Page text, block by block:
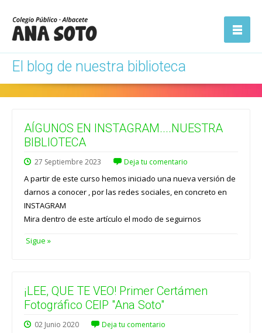
navegación
El blog de nuestra biblioteca
AÍGUNOS EN INSTAGRAM....NUESTRA
BIBLIOTECA
27 Septiembre 2023 Deja tu comentario
A partir de este curso hemos iniciado una nueva versión de
darnos a conocer , por las redes sociales, en concreto en
INSTAGRAM
Mira dentro de este artículo el modo de seguirnos
Sigue »
¡LEE, QUE TE VEO! Primer Certámen
Fotográfico CEIP "Ana Soto"
02 Junio 2020 Deja tu comentario